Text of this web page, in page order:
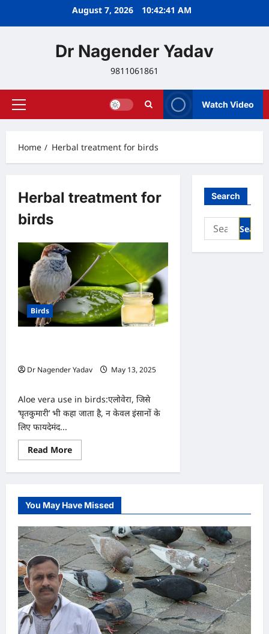
August 7, 2026 10:42:41 AM
Dr Nagender Yadav
9811061861
Primary
Watch Video
Home Herbal treatment for birds
Herbal treatment for
birds
Birds
Dr Nagender Yadav
May 13, 2025
Aloe vera use in birds:एलोवेरा, जिसे
‘घृतकुमारी’ भी कहा जाता है, न केवल इंसानों के
लिए फायदेमंद...
Read MoreRead
more
पक्षियों
कितना
फायदेमंद
होता
है
एलोवेरा?
इस
तरह
करें
उपयोग
Search
Search
for:
You May Have Missed